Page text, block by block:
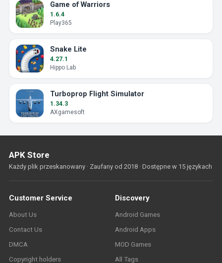
Game of Warriors
1.6.4
Play365
Snake Lite
4.27.1
Hippo Lab
Turboprop Flight Simulator
1.34.3
AXgamesoft
APK Store
Każdy plik przeskanowany · Zaufany od 2018 · Dostępne w 15 językach
Customer Service
About Us
Contact Us
DMCA
Copyright holders
Discovery
Android Games
Android Apps
MOD Games
All Tags